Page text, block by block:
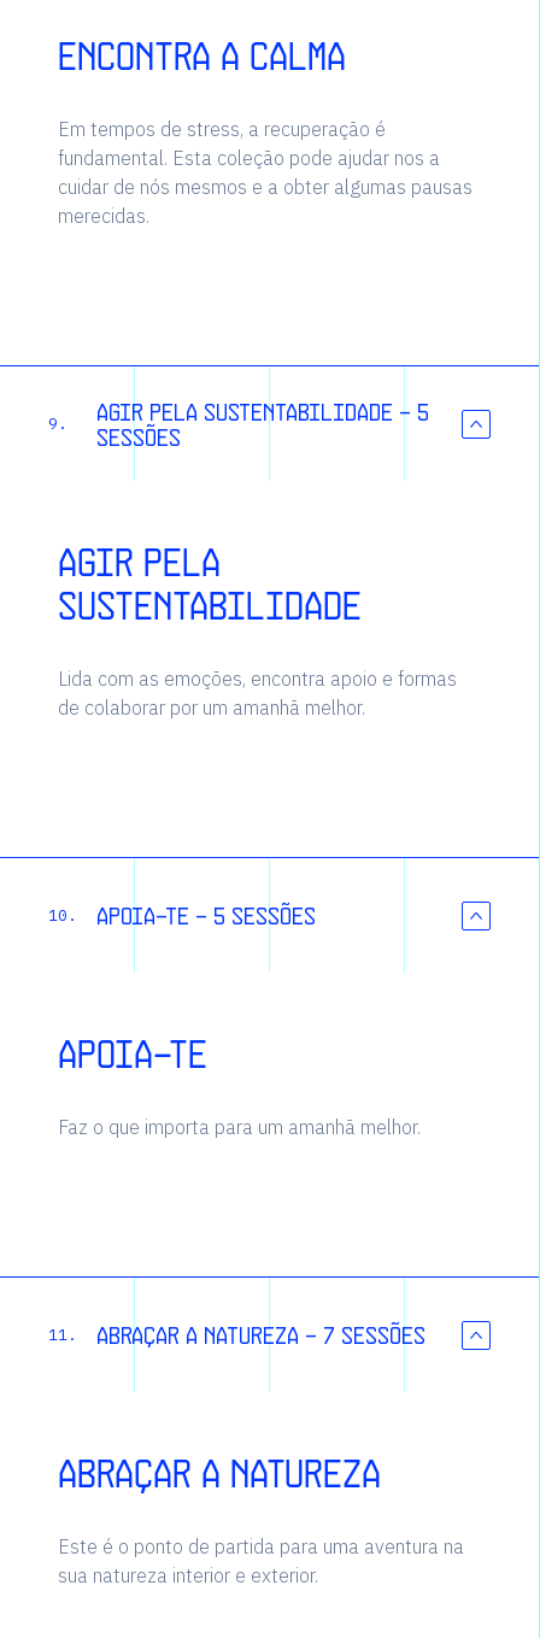
Encontra a calma
Em tempos de stress, a recuperação é
fundamental. Esta coleção pode ajudar nos a
cuidar de nós mesmos e a obter algumas pausas
merecidas.
9.
Agir pela sustentabilidade - 5
sessões
Agir pela
sustentabilidade
Lida com as emoções, encontra apoio e formas
de colaborar por um amanhã melhor.
10. Apoia-te - 5 sessões
Apoia-te
Faz o que importa para um amanhã melhor.
11. Abraçar a natureza - 7 sessões
Abraçar a natureza
Este é o ponto de partida para uma aventura na
sua natureza interior e exterior.